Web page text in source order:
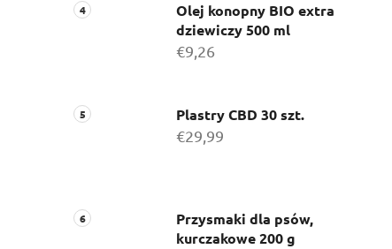
Olej konopny BIO extra
dziewiczy 500 ml
€9,26
Plastry CBD 30 szt.
€29,99
Przysmaki dla psów,
kurczakowe 200 g